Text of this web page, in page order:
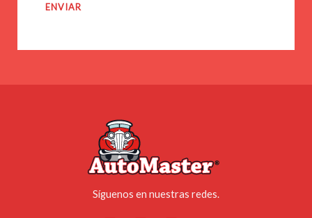
ENVIAR
Síguenos en nuestras redes.